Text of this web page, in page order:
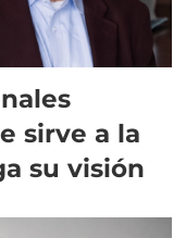
sirve a la
su visión